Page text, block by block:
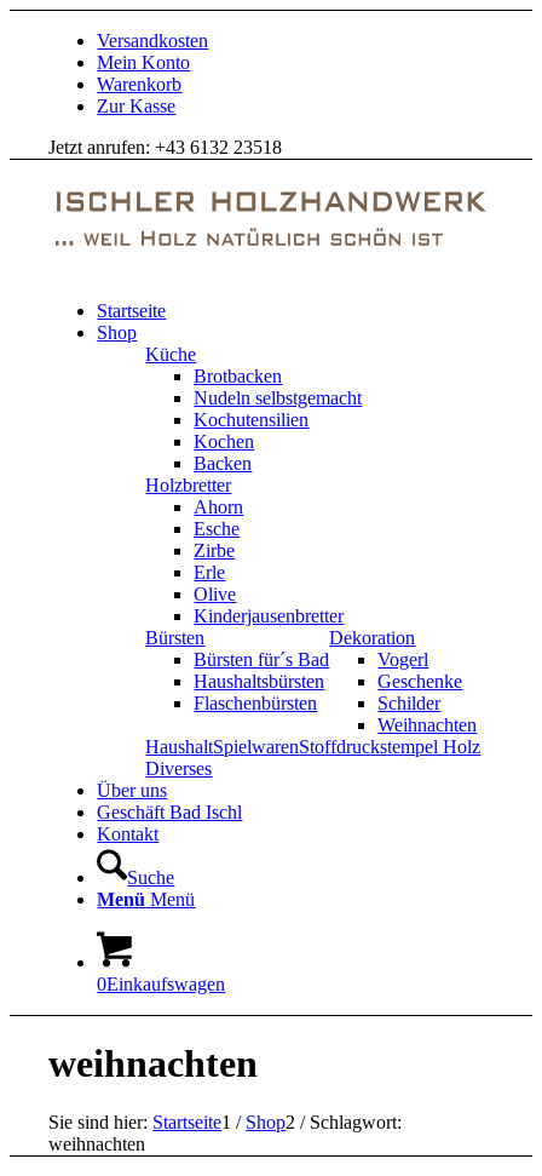
Versandkosten
Mein Konto
Warenkorb
Zur Kasse
Jetzt anrufen: +43 6132 23518
Startseite
Shop
Küche
Brotbacken
Nudeln selbstgemacht
Kochutensilien
Kochen
Backen
Holzbretter
Ahorn
Esche
Zirbe
Erle
Olive
Kinderjausenbretter
Bürsten
Bürsten für´s Bad
Haushaltsbürsten
Flaschenbürsten
Dekoration
Vogerl
Geschenke
Schilder
Weihnachten
HaushaltSpielwarenStoffdruckstempel Holz
Diverses
Über uns
Geschäft Bad Ischl
Kontakt
Suche
Menü Menü
0Einkaufswagen
weihnachten
Sie sind hier: Startseite1 / Shop2 / Schlagwort:
weihnachten